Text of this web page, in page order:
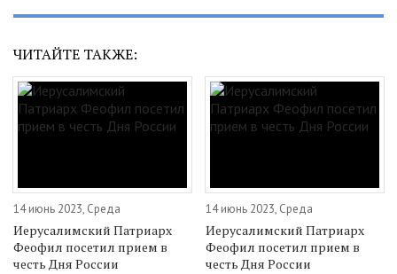
ЧИТАЙТЕ ТАКЖЕ:
14 июнь 2023, Среда
Иерусалимский Патриарх
Феофил посетил прием в
честь Дня России
14 июнь 2023, Среда
Иерусалимский Патриарх
Феофил посетил прием в
честь Дня России